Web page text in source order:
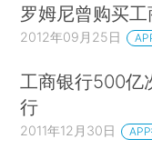
罗姆尼曾购买
2012年09月25日
工商银行500亿
行
2011年12月30日